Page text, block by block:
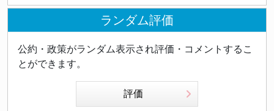
ランダム評価
公約・政策がランダム表示され評価・コメントするこ
とができます。
評価